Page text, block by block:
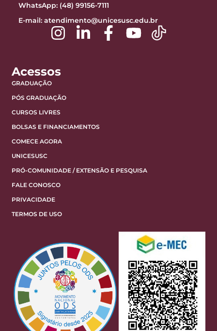
WhatsApp: (48) 99156-7111
E-mail: atendimento@unicesusc.edu.br
Acessos
GRADUAÇÃO
PÓS GRADUAÇÃO
CURSOS LIVRES
BOLSAS E FINANCIAMENTOS
COMECE AGORA
UNICESUSC
PRÓ-COMUNIDADE / EXTENSÃO E PESQUISA
FALE CONOSCO
PRIVACIDADE
TERMOS DE USO